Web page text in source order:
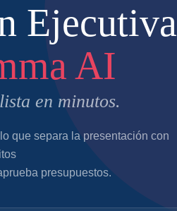
Ejecutiva
AI
en minutos.
que separa la presentación con
presupuestos.